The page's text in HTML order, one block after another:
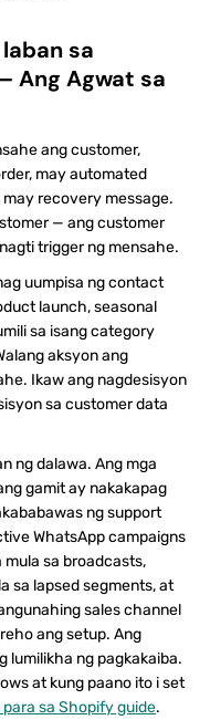
sa
Ang Agwat sa
ang customer,
may automated
recovery message.
— ang customer
trigger ng mensahe.
uumpisa ng contact
launch, seasonal
sa isang category
aksyon ang
Ikaw ang nagdesisyon
sa customer data
ng dalawa. Ang mga
gamit ay nakakapag
ng support
WhatsApp campaigns
sa broadcasts,
sa lapsed segments, at
sales channel
ang setup. Ang
lumilikha ng pagkakaiba.
at kung paano ito i set
sa Shopify guide.